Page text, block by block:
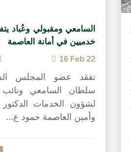
السامعي ومقبولي وعُباد
خدميين في أمانة العاصمة
16 Feb 22
تفقد عضو المجلس
سلطان السامعي ونائب
لشؤون الخدمات
وأمين العاصمة حمود ع...